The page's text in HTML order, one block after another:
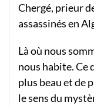
Chergé, prieur
assassinés en
Là où nous
nous habite. Ce
plus beau et de
le sens du